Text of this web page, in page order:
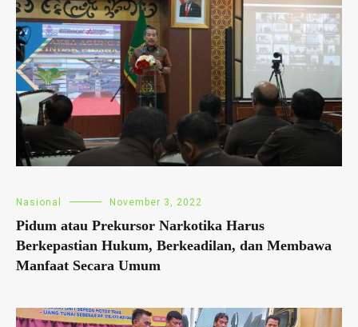
Nasional November 3, 2022
Pidum atau Prekursor Narkotika Harus
Berkepastian Hukum, Berkeadilan, dan Membawa
Manfaat Secara Umum